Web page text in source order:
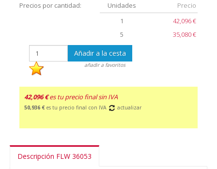
Precios por cantidad:
Unidades
Precio
1
42,096 €
5
35,080 €
Añadir a la cesta
añadir a favoritos
42,096 € es tu precio final sin IVA
50,936 € es tu precio final con IVA actualizar
Descripción FLW 36053